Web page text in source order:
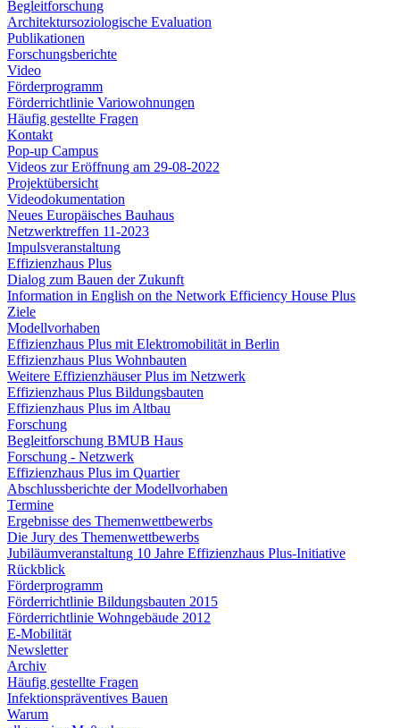
Begleitforschung
Architektursoziologische Evaluation
Publikationen
Forschungsberichte
Video
Förderprogramm
Förderrichtlinie Variowohnungen
Häufig gestellte Fragen
Kontakt
Pop-up Campus
Videos zur Eröffnung am 29-08-2022
Projektübersicht
Videodokumentation
Neues Europäisches Bauhaus
Netzwerktreffen 11-2023
Impulsveranstaltung
Effizienzhaus Plus
Dialog zum Bauen der Zukunft
Information in English on the Network Efficiency House Plus
Ziele
Modellvorhaben
Effizienzhaus Plus mit Elektromobilität in Berlin
Effizienzhaus Plus Wohnbauten
Weitere Effizienzhäuser Plus im Netzwerk
Effizienzhaus Plus Bildungsbauten
Effizienzhaus Plus im Altbau
Forschung
Begleitforschung BMUB Haus
Forschung - Netzwerk
Effizienzhaus Plus im Quartier
Abschlussberichte der Modellvorhaben
Termine
Ergebnisse des Themenwettbewerbs
Die Jury des Themenwettbewerbs
Jubiläumveranstaltung 10 Jahre Effizienzhaus Plus-Initiative
Rückblick
Förderprogramm
Förderrichtlinie Bildungsbauten 2015
Förderrichtlinie Wohngebäude 2012
E-Mobilität
Newsletter
Archiv
Häufig gestellte Fragen
Infektionspräventives Bauen
Warum